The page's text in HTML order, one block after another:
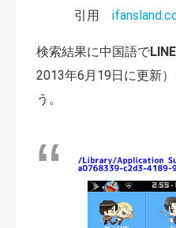
引用
検索結果に中国語で
2013年6月19日に更新
う。